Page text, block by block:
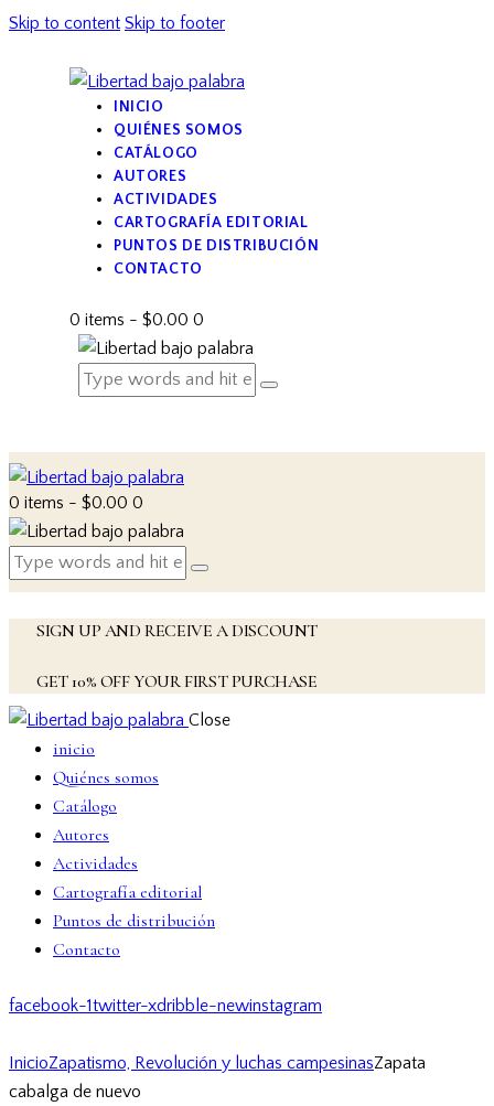
Skip to content Skip to footer
INICIO
QUIÉNES SOMOS
CATÁLOGO
AUTORES
ACTIVIDADES
CARTOGRAFÍA EDITORIAL
PUNTOS DE DISTRIBUCIÓN
CONTACTO
0 items - $0.00 0
0 items - $0.00 0
SIGN UP AND RECEIVE A DISCOUNT
GET 10% OFF YOUR FIRST PURCHASE
Close
inicio
Quiénes somos
Catálogo
Autores
Actividades
Cartografía editorial
Puntos de distribución
Contacto
facebook-1twitter-xdribble-newinstagram
InicioZapatismo, Revolución y luchas campesinasZapata
cabalga de nuevo